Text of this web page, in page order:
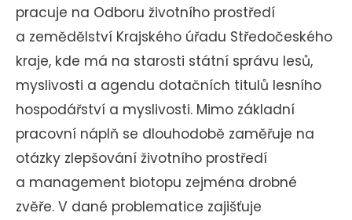
pracuje na Odboru životního prostředí
a zemědělství Krajského úřadu Středočeského
kraje, kde má na starosti státní správu lesů,
myslivosti a agendu dotačních titulů lesního
hospodářství a myslivosti. Mimo základní
pracovní náplň se dlouhodobě zaměřuje na
otázky zlepšování životního prostředí
a management biotopu zejména drobné
zvěře. V dané problematice zajišťuje